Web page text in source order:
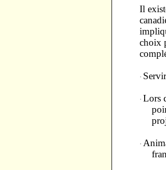
Il
choix
·
· Lors
·